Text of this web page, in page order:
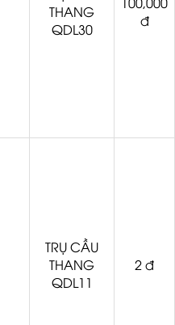
THANG
QDL30
đ
TRỤ CẦU
THANG
QDL11
2 đ